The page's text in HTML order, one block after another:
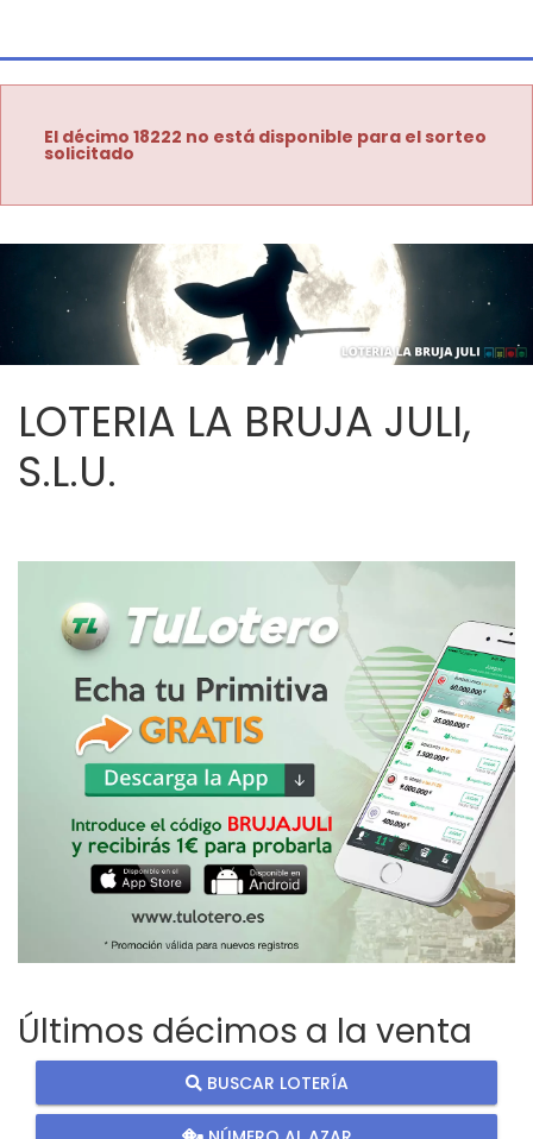
El décimo 18222 no está disponible para el sorteo
solicitado
LOTERIA LA BRUJA JULI,
S.L.U.
Últimos décimos a la venta
BUSCAR LOTERÍA